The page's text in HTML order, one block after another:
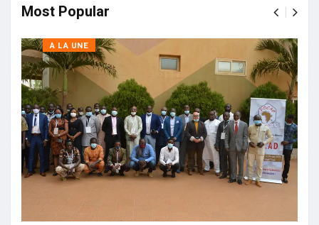
Most Popular
A LA UNE